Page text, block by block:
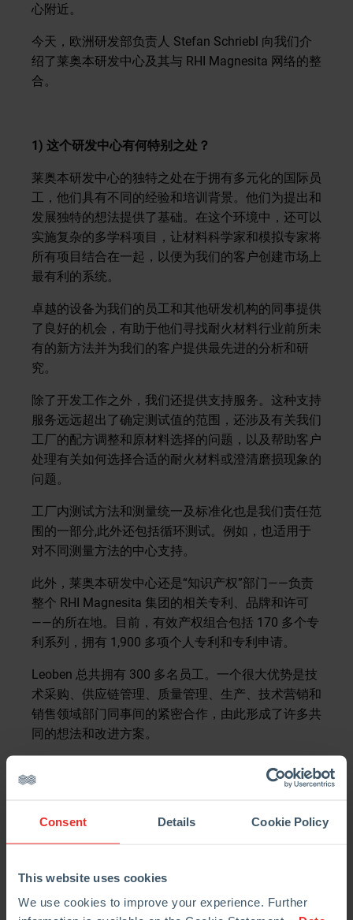
Consent Details Cookie Policy
This website uses cookies
We use cookies to improve your experience. Further
心附近。
今天，欧洲研发部负责人 Stefan Schriebl 向我们介
绍了莱奥本研发中心及其与 RHI Magnesita 网络的整
合。
1) 这个研发中心有何特别之处？
莱奥本研发中心的独特之处在于拥有多元化的国际员
工，他们具有不同的经验和培训背景。他们为提出和
发展独特的想法提供了基础。在这个环境中，还可以
实施复杂的多学科项目，让材料科学家和模拟专家将
所有项目结合在一起，以便为我们的客户创建市场上
最有利的系统。
卓越的设备为我们的员工和其他研发机构的同事提供
了良好的机会，有助于他们寻找耐火材料行业前所未
有的新方法并为我们的客户提供最先进的分析和研
究。
除了开发工作之外，我们还提供支持服务。这种支持
服务远远超出了确定测试值的范围，还涉及有关我们
工厂的配方调整和原材料选择的问题，以及帮助客户
处理有关如何选择合适的耐火材料或澄清磨损现象的
问题。
工厂内测试方法和测量统一及标准化也是我们责任范
围的一部分,此外还包括循环测试。例如，也适用于
对不同测量方法的中心支持。
此外，莱奥本研发中心还是“知识产权”部门——负责
整个 RHI Magnesita 集团的相关专利、品牌和许可
——的所在地。目前，有效产权组合包括 170 多个专
利系列，拥有 1,900 多项个人专利和专利申请。
Leoben 总共拥有 300 多名员工。一个很大优势是技
术采购、供应链管理、质量管理、生产、技术营销和
销售领域部门同事间的紧密合作，由此形成了许多共
同的想法和改进方案。
我们的一个核心领域是，负责开发新型原材料、材料
产品。我们可提供用于生产新型原材料的不同熔化和